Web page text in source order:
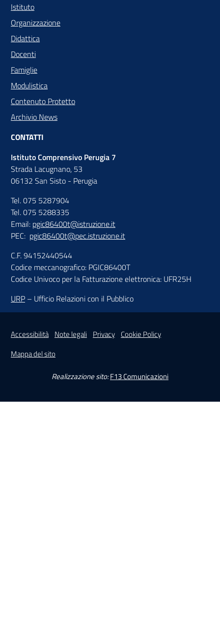
Istituto
Organizzazione
Didattica
Docenti
Famiglie
Modulistica
Contenuto Protetto
Archivio News
CONTATTI
Istituto Comprensivo Perugia 7
Strada Lacugnano, 53
06132 San Sisto - Perugia
Tel. 075 5287904
Tel. 075 5288335
Email: pgic86400t@istruzione.it
PEC: pgic86400t@pec.istruzione.it
C.F. 94152440544
Codice meccanografico: PGIC86400T
Codice Univoco per la Fatturazione elettronica: UFR25H
URP – Ufficio Relazioni con il Pubblico
Accessibilità Note legali Privacy Cookie Policy
Mappa del sito
Realizzazione sito:F13 Comunicazioni